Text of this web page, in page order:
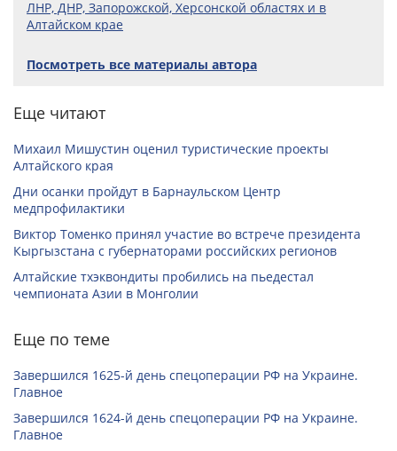
ЛНР, ДНР, Запорожской, Херсонской областях и в
Алтайском крае
Посмотреть все материалы автора
Еще читают
Михаил Мишустин оценил туристические проекты
Алтайского края
Дни осанки пройдут в Барнаульском Центр
медпрофилактики
Виктор Томенко принял участие во встрече президента
Кыргызстана с губернаторами российских регионов
Алтайские тхэквондиты пробились на пьедестал
чемпионата Азии в Монголии
Еще по теме
Завершился 1625-й день спецоперации РФ на Украине.
Главное
Завершился 1624-й день спецоперации РФ на Украине.
Главное